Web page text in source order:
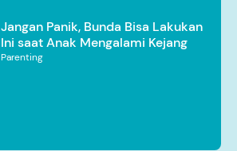
Jangan Panik, Bunda Bisa Lakukan
Ini saat Anak Mengalami Kejang
Parenting